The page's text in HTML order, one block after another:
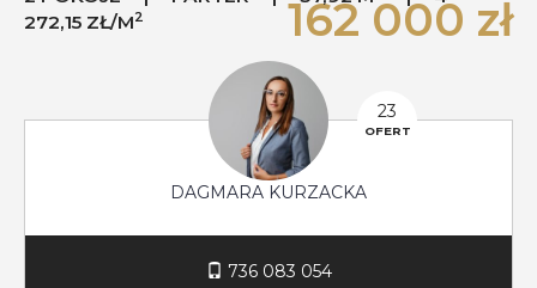
272,15 ZŁ/M2 162 000 zł
23
OFERT
DAGMARA KURZACKA
736 083 054